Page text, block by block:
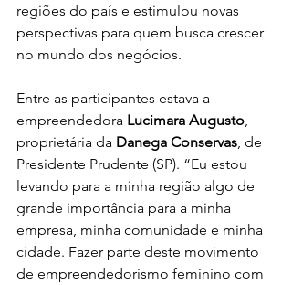
regiões do país e estimulou novas
perspectivas para quem busca crescer
no mundo dos negócios.
Entre as participantes estava a
empreendedora Lucimara Augusto
proprietária da Danega Conservas , de
Presidente Prudente (SP). “Eu estou
levando para a minha região algo de
grande importância para a minha
empresa, minha comunidade e minha
cidade. Fazer parte deste movimento
de empreendedorismo feminino com